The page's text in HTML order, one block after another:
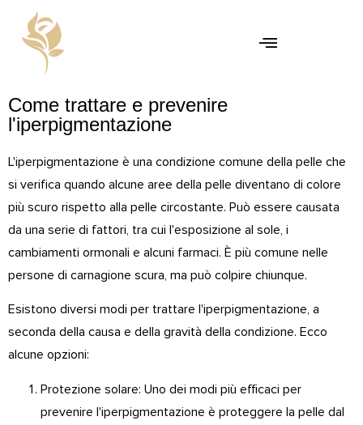
Come trattare e prevenire
l'iperpigmentazione
L'iperpigmentazione è una condizione comune della pelle che
si verifica quando alcune aree della pelle diventano di colore
più scuro rispetto alla pelle circostante. Può essere causata
da una serie di fattori, tra cui l'esposizione al sole, i
cambiamenti ormonali e alcuni farmaci. È più comune nelle
persone di carnagione scura, ma può colpire chiunque.
Esistono diversi modi per trattare l'iperpigmentazione, a
seconda della causa e della gravità della condizione. Ecco
alcune opzioni:
Protezione solare: Uno dei modi più efficaci per
prevenire l'iperpigmentazione è proteggere la pelle dal